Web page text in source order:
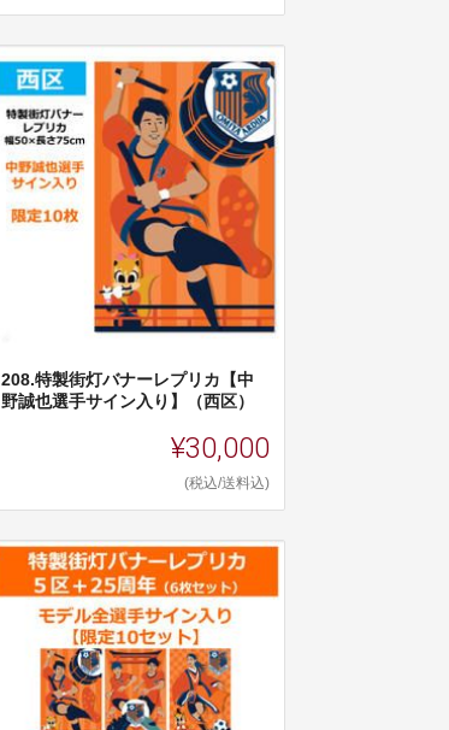
208.特製街灯バナーレプリカ【中
野誠也選手サイン入り】（西区）
¥30,000
(税込/送料込)